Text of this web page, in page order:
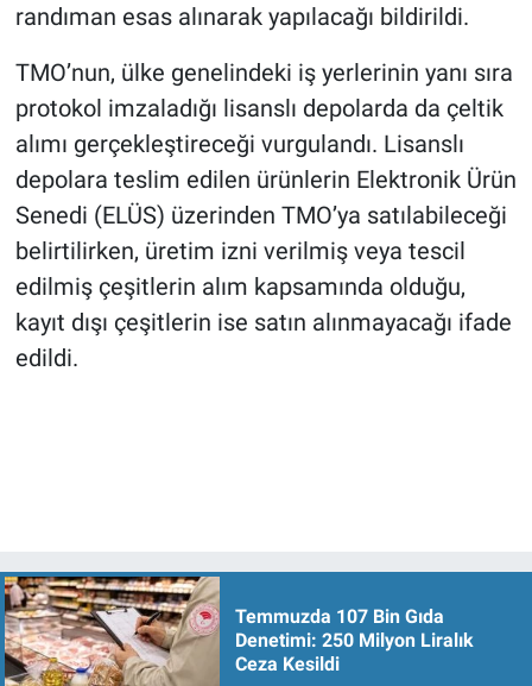
randıman esas alınarak yapılacağı bildirildi.
TMO’nun, ülke genelindeki iş yerlerinin yanı sıra
protokol imzaladığı lisanslı depolarda da çeltik
alımı gerçekleştireceği vurgulandı. Lisanslı
depolara teslim edilen ürünlerin Elektronik Ürün
Senedi (ELÜS) üzerinden TMO’ya satılabileceği
belirtilirken, üretim izni verilmiş veya tescil
edilmiş çeşitlerin alım kapsamında olduğu,
kayıt dışı çeşitlerin ise satın alınmayacağı ifade
edildi.
Temmuzda 107 Bin Gıda
Denetimi: 250 Milyon Liralık
Ceza Kesildi